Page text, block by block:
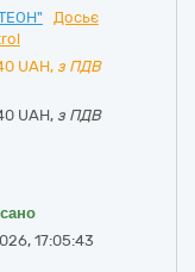
Досьє
UAH, з ПДВ
UAH, з ПДВ
17:05:43